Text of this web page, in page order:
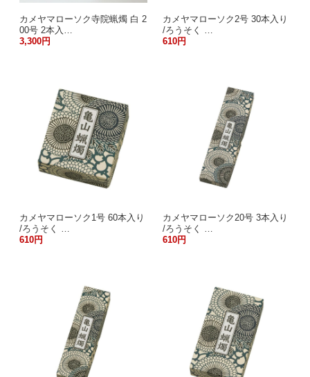
カメヤマローソク寺院蝋燭 白 2
00号 2本入…
3,300円
カメヤマローソク2号 30本入り
/ろうそく …
610円
カメヤマローソク1号 60本入り
/ろうそく …
610円
カメヤマローソク20号 3本入り
/ろうそく …
610円